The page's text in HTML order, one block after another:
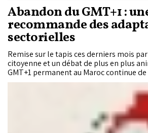
Abandon du GMT+1 :
recommande des
sectorielles
Remise sur le tapis ces derniers mois
citoyenne et un débat de plus en plus
GMT+1 permanent au Maroc continue
Centre Sanabil des études et des
(CSEPP) permet d’y voir plus clair. Elle
l’heure légale en vigueur ne se résume
d’horloge, mais à un équilibre à trouver
l’économie, le rythme du corps et la vie
équilibre qui, pour l’instant, reste à